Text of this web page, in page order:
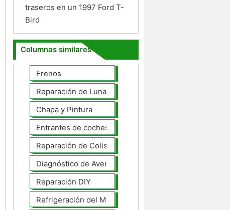
traseros en un 1997 Ford T-
Bird
Columnas similares
Frenos
Reparación de Lunas
Chapa y Pintura
Entrantes de coches
Reparación de Colisiones
Diagnóstico de Averías
Reparación DIY
Refrigeración del Motor